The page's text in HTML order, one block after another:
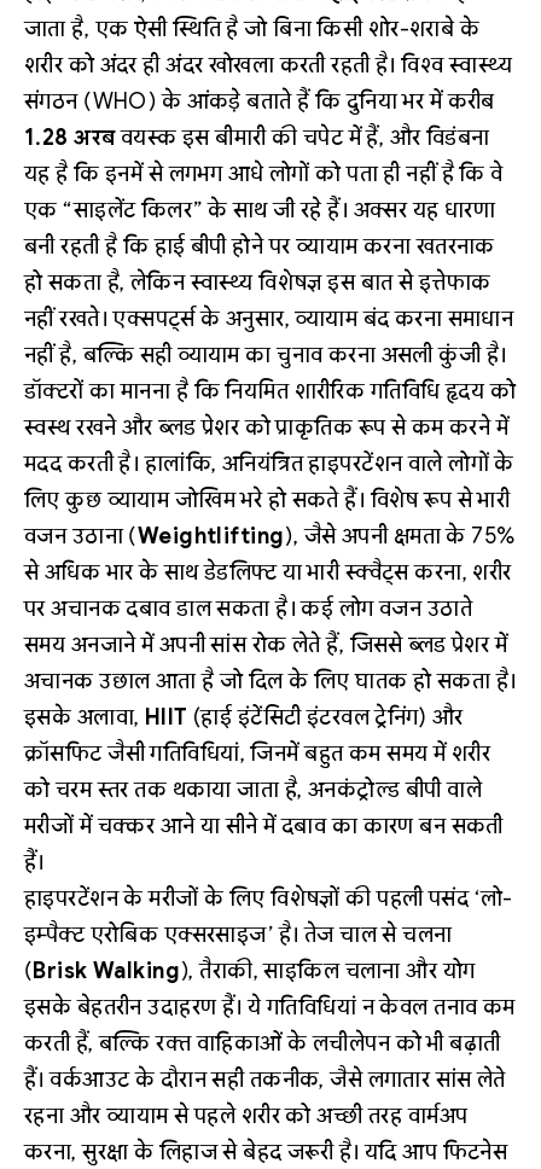
जाता है, एक ऐसी स्थिति है जो बिना किसी शोर-शराबे के
शरीर को अंदर ही अंदर खोखला करती रहती है। विश्व स्वास्थ्य
संगठन (WHO) के आंकड़े बताते हैं कि दुनिया भर में करीब
1.28 अरबवयस्क इस बीमारी की चपेट में हैं, और विडंबना
यह है कि इनमें से लगभग आधे लोगों को पता ही नहीं है कि वे
एक “साइलेंट किलर” के साथ जी रहे हैं। अक्सर यह धारणा
बनी रहती है कि हाई बीपी होने पर व्यायाम करना खतरनाक
हो सकता है, लेकिन स्वास्थ्य विशेषज्ञ इस बात से इत्तेफाक
नहीं रखते। एक्सपर्ट्स के अनुसार, व्यायाम बंद करना समाधान
नहीं है, बल्कि सही व्यायाम का चुनाव करना असली कुंजी है।
डॉक्टरों का मानना है कि नियमित शारीरिक गतिविधि हृदय को
स्वस्थ रखने और ब्लड प्रेशर को प्राकृतिक रूप से कम करने में
मदद करती है। हालांकि, अनियंत्रित हाइपरटेंशन वाले लोगों के
लिए कुछ व्यायाम जोखिम भरे हो सकते हैं। विशेष रूप से भारी
वजन उठाना (Weightlifting), जैसे अपनी क्षमता के 75%
से अधिक भार के साथ डेडलिफ्ट या भारी स्क्वैट्स करना, शरीर
पर अचानक दबाव डाल सकता है। कई लोग वजन उठाते
समय अनजाने में अपनी सांस रोक लेते हैं, जिससे ब्लड प्रेशर में
अचानक उछाल आता है जो दिल के लिए घातक हो सकता है।
इसके अलावा, HIIT (हाई इंटेंसिटी इंटरवल ट्रेनिंग) और
क्रॉसफिट जैसी गतिविधियां, जिनमें बहुत कम समय में शरीर
को चरम स्तर तक थकाया जाता है, अनकंट्रोल्ड बीपी वाले
मरीजों में चक्कर आने या सीने में दबाव का कारण बन सकती
हैं।
हाइपरटेंशन के मरीजों के लिए विशेषज्ञों की पहली पसंद ‘लो-
इम्पैक्ट एरोबिक एक्सरसाइज’ है। तेज चाल से चलना
(Brisk Walking), तैराकी, साइकिल चलाना और योग
इसके बेहतरीन उदाहरण हैं। ये गतिविधियां न केवल तनाव कम
करती हैं, बल्कि रक्त वाहिकाओं के लचीलेपन को भी बढ़ाती
हैं। वर्कआउट के दौरान सही तकनीक, जैसे लगातार सांस लेते
रहना और व्यायाम से पहले शरीर को अच्छी तरह वार्मअप
करना, सुरक्षा के लिहाज से बेहद जरूरी है। यदि आप फिटनेस